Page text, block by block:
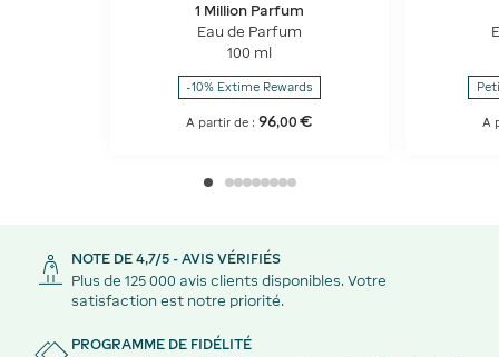
1 Million Parfum
Eau de Parfum
100 ml
-10% Extime Rewards
A partir de : 96,00 € A
NOTE DE 4,7/5 - AVIS VÉRIFIÉS
Plus de 125 000 avis clients disponibles. Votre
satisfaction est notre priorité.
PROGRAMME DE FIDÉLITÉ